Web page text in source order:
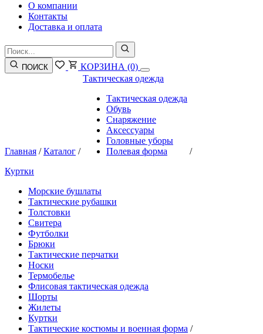
О компании
Контакты
Доставка и оплата
ПОИСК КОРЗИНА (0)
Главная /Каталог /
Тактическая одежда
Тактическая одежда
Обувь
Снаряжение
Аксессуары
Головные уборы
Полевая форма
/
Куртки
Морские бушлаты
Тактические рубашки
Толстовки
Свитера
Футболки
Брюки
Тактические перчатки
Носки
Термобелье
Флисовая тактическая одежда
Шорты
Жилеты
Куртки
Тактические костюмы и военная форма /